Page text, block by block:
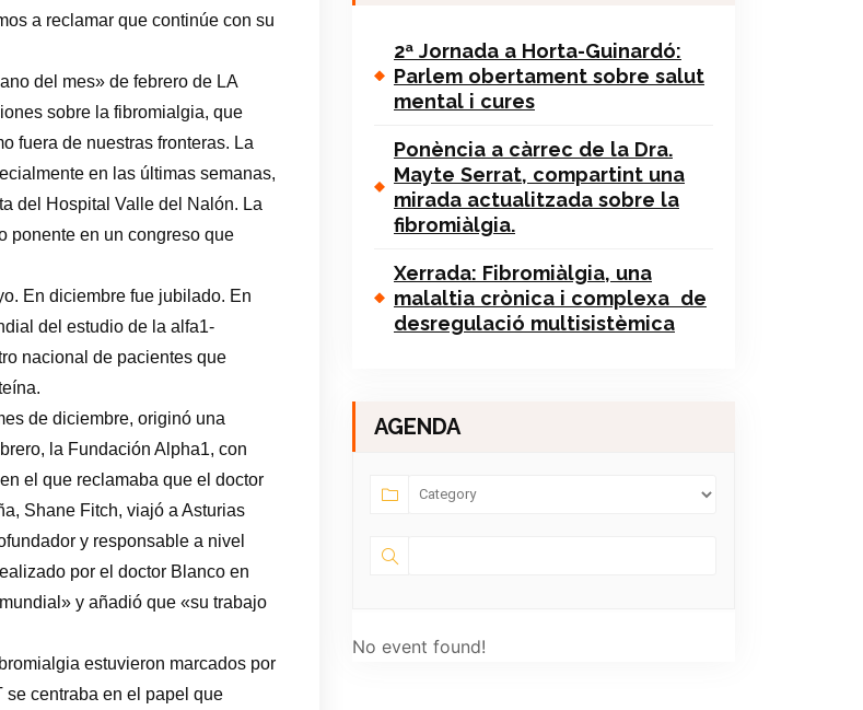
a reclamar que continúe con su
del mes» de febrero de LA
sobre la fibromialgia, que
fuera de nuestras fronteras. La
en las últimas semanas,
del Hospital Valle del Nalón. La
ponente en un congreso que
En diciembre fue jubilado. En
del estudio de la alfa1-
nacional de pacientes que
de diciembre, originó una
la Fundación Alpha1, con
el que reclamaba que el doctor
Shane Fitch, viajó a Asturias
y responsable a nivel
por el doctor Blanco en
y añadió que «su trabajo
estuvieron marcados por
se centraba en el papel que
2ª Jornada a Horta-Guinardó:
Parlem obertament sobre salut
mental i cures
Ponència a càrrec de la Dra.
Mayte Serrat, compartint una
mirada actualitzada sobre la
fibromiàlgia.
Xerrada: Fibromiàlgia, una
malaltia crònica i complexa de
desregulació multisistèmica
AGENDA
No event found!